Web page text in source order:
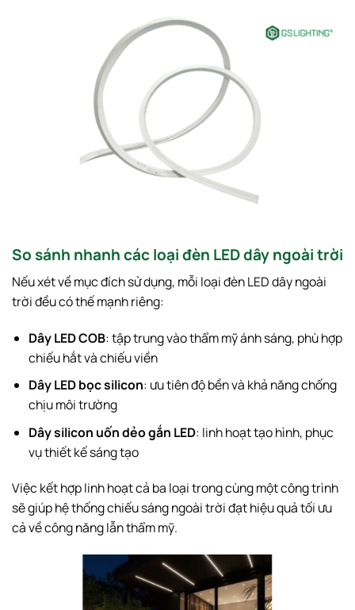
So sánh nhanh các loại đèn LED dây ngoài trời
Nếu xét về mục đích sử dụng, mỗi loại đèn LED dây ngoài
trời đều có thế mạnh riêng:
Dây LED COB: tập trung vào thẩm mỹ ánh sáng, phù hợp
chiếu hắt và chiếu viền
Dây LED bọc silicon: ưu tiên độ bền và khả năng chống
chịu môi trường
Dây silicon uốn dẻo gắn LED: linh hoạt tạo hình, phục
vụ thiết kế sáng tạo
Việc kết hợp linh hoạt cả ba loại trong cùng một công trình
sẽ giúp hệ thống chiếu sáng ngoài trời đạt hiệu quả tối ưu
cả về công năng lẫn thẩm mỹ.